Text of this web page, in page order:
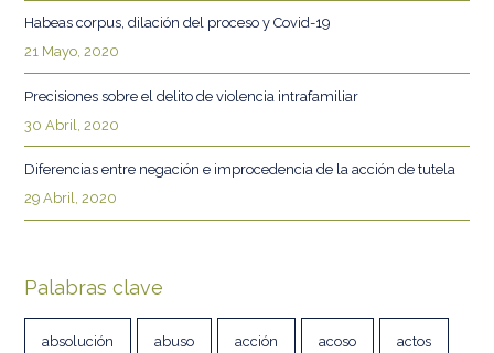
Habeas corpus, dilación del proceso y Covid-19
21 Mayo, 2020
Precisiones sobre el delito de violencia intrafamiliar
30 Abril, 2020
Diferencias entre negación e improcedencia de la acción de tutela
29 Abril, 2020
Palabras clave
absolución abuso acción acoso actos